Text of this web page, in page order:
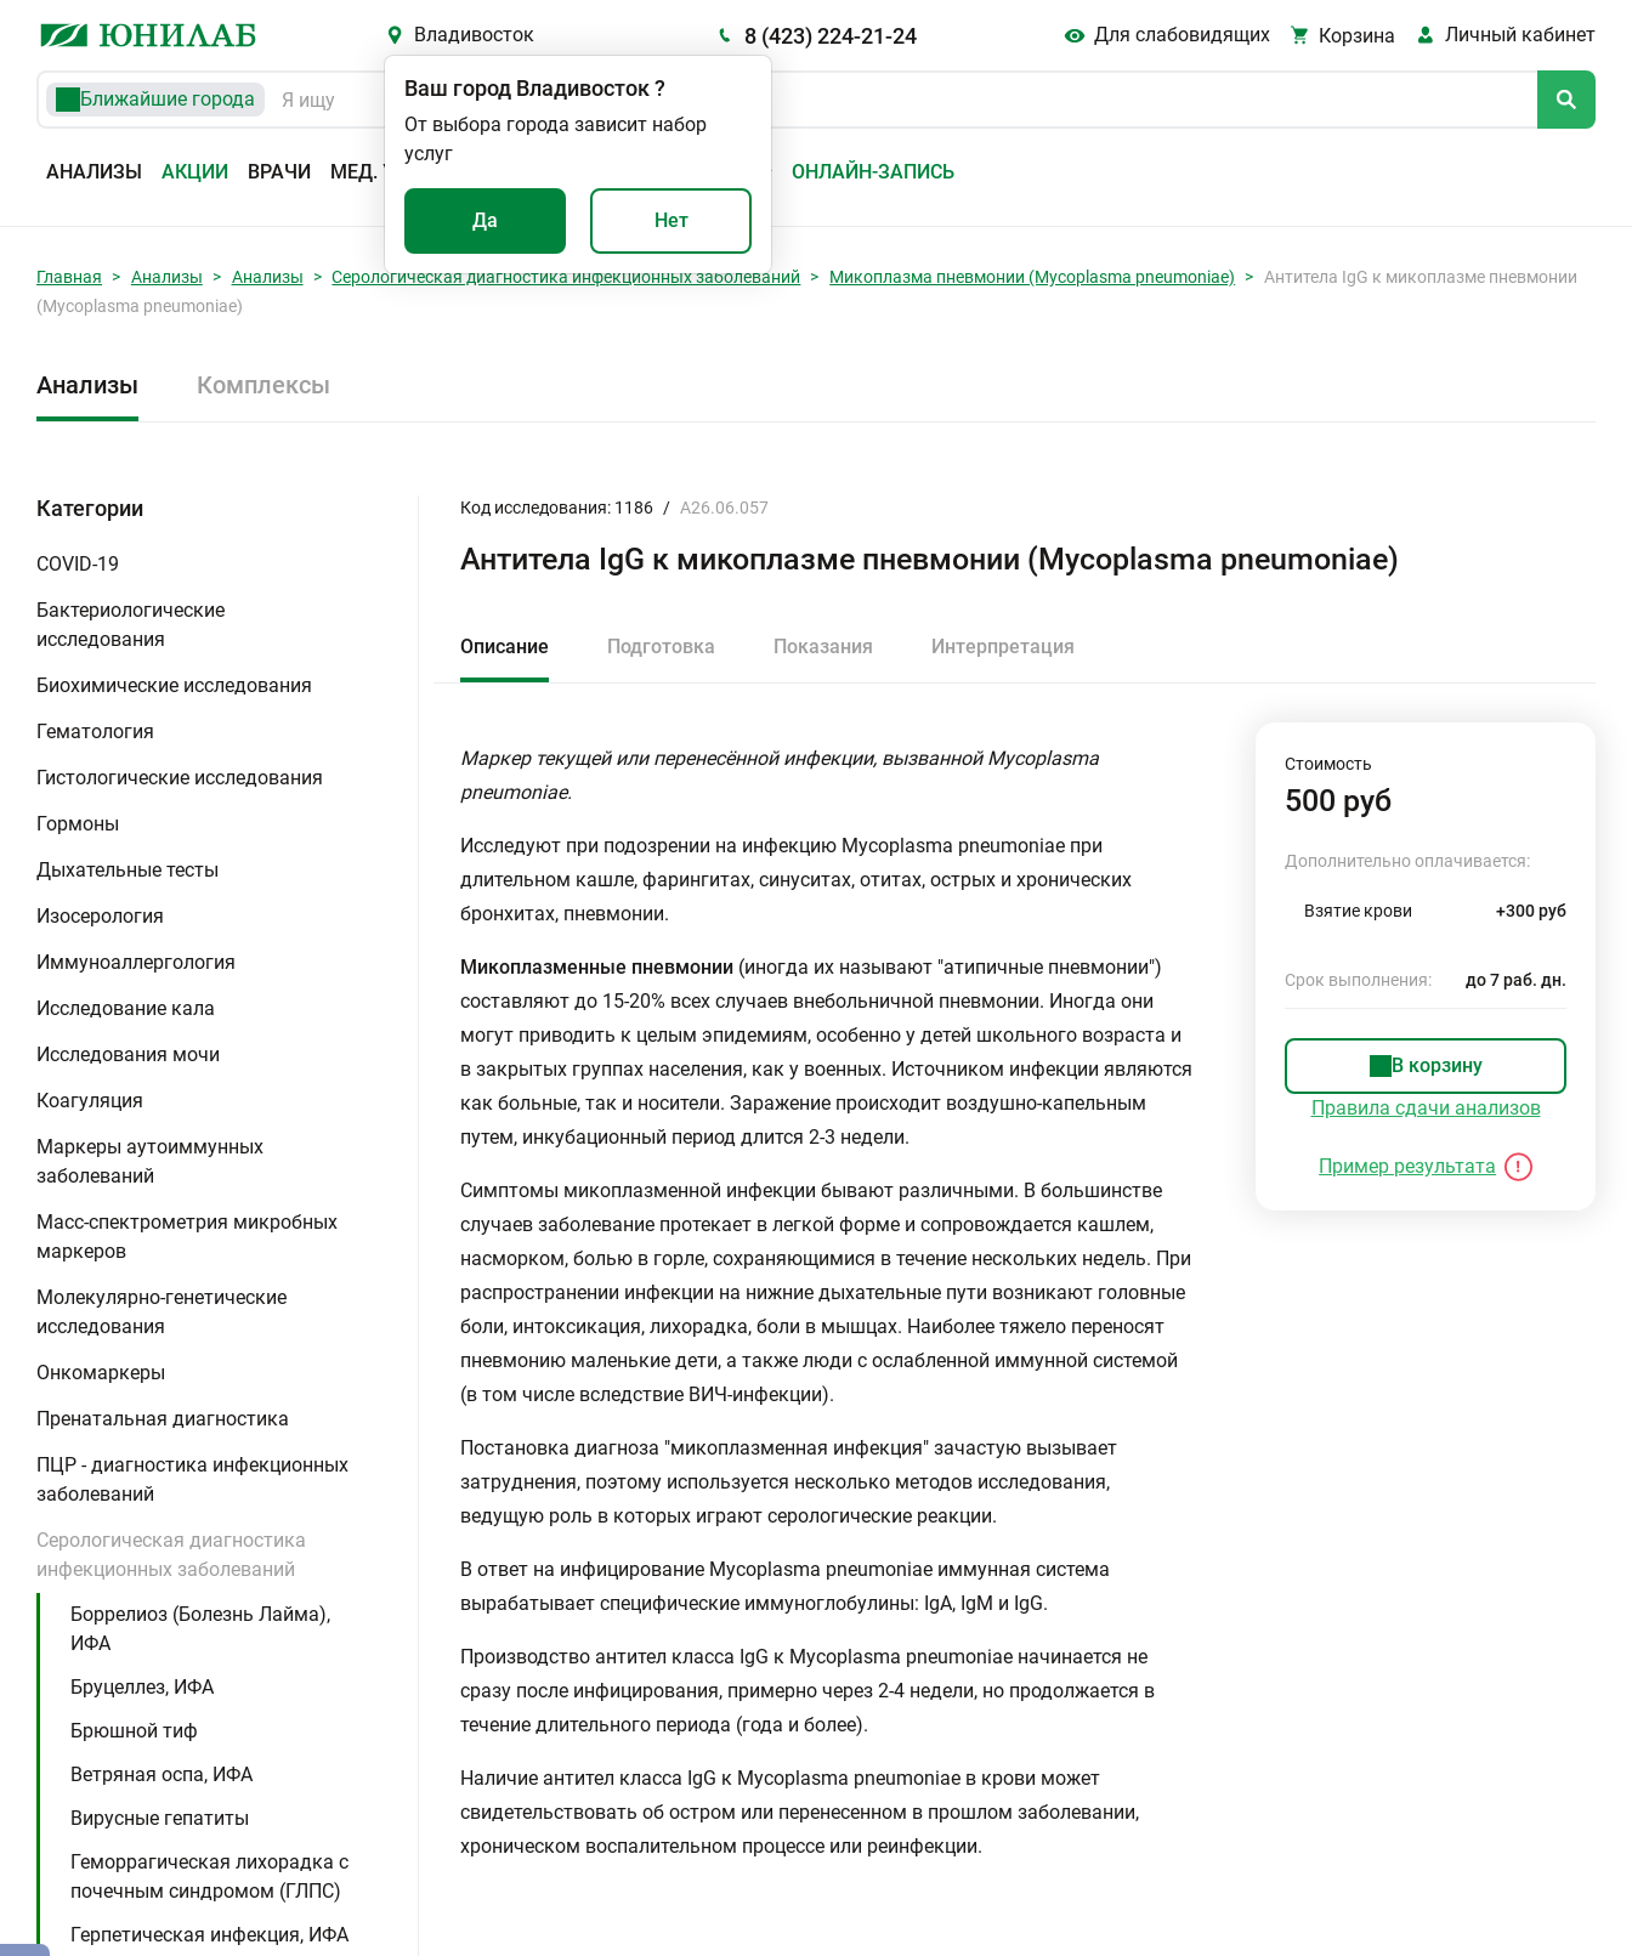
Владивосток 8 (423) 224-21-24 Для слабовидящих Корзина Личный кабинет
Ближайшие города
АНАЛИЗЫ АКЦИИ ВРАЧИ МЕД. УСЛУГИ ОНЛАЙН-ЗАПИСЬ
Ваш город Владивосток?
От выбора города зависит набор
услуг
Да Нет
Главная Анализы Анализы Серологическая диагностика инфекционных заболеваний Микоплазма пневмонии (Mycoplasma pneumoniae)
Антитела IgG к микоплазме пневмонии
(Mycoplasma pneumoniae)
Анализы Комплексы
Категории
COVID-19
Бактериологические
исследования
Биохимические исследования
Гематология
Гистологические исследования
Гормоны
Дыхательные тесты
Изосерология
Иммуноаллергология
Исследование кала
Исследования мочи
Коагуляция
Маркеры аутоиммунных
заболеваний
Масс-спектрометрия микробных
маркеров
Молекулярно-генетические
исследования
Онкомаркеры
Пренатальная диагностика
ПЦР - диагностика инфекционных
заболеваний
Серологическая диагностика
инфекционных заболеваний
Боррелиоз (Болезнь Лайма),
ИФА
Бруцеллез, ИФА
Брюшной тиф
Ветряная оспа, ИФА
Вирусные гепатиты
Геморрагическая лихорадка с
почечным синдромом (ГЛПС)
Герпетическая инфекция, ИФА
Код исследования: 1186 / A26.06.057
Антитела IgG к микоплазме пневмонии (Mycoplasma pneumoniae)
Описание Подготовка Показания Интерпретация
Маркер текущей или перенесённой инфекции, вызванной Mycoplasma
pneumoniae.
Исследуют при подозрении на инфекцию Mycoplasma pneumoniae при
длительном кашле, фарингитах, синуситах, отитах, острых и хронических
бронхитах, пневмонии.
Микоплазменные пневмонии (иногда их называют "атипичные пневмонии")
составляют до 15-20% всех случаев внебольничной пневмонии. Иногда они
могут приводить к целым эпидемиям, особенно у детей школьного возраста и
в закрытых группах населения, как у военных. Источником инфекции являются
как больные, так и носители. Заражение происходит воздушно-капельным
путем, инкубационный период длится 2-3 недели.
Симптомы микоплазменной инфекции бывают различными. В большинстве
случаев заболевание протекает в легкой форме и сопровождается кашлем,
насморком, болью в горле, сохраняющимися в течение нескольких недель. При
распространении инфекции на нижние дыхательные пути возникают головные
боли, интоксикация, лихорадка, боли в мышцах. Наиболее тяжело переносят
пневмонию маленькие дети, а также люди с ослабленной иммунной системой
(в том числе вследствие ВИЧ-инфекции).
Постановка диагноза "микоплазменная инфекция" зачастую вызывает
затруднения, поэтому используется несколько методов исследования,
ведущую роль в которых играют серологические реакции.
В ответ на инфицирование Mycoplasma pneumoniae иммунная система
вырабатывает специфические иммуноглобулины: IgA, IgM и IgG.
Производство антител класса IgG к Mycoplasma pneumoniae начинается не
сразу после инфицирования, примерно через 2-4 недели, но продолжается в
течение длительного периода (года и более).
Наличие антител класса IgG к Mycoplasma pneumoniae в крови может
свидетельствовать об остром или перенесенном в прошлом заболевании,
хроническом воспалительном процессе или реинфекции.
Стоимость
500 руб
Дополнительно оплачивается:
Взятие крови +300 руб
Срок выполнения: до 7 раб. дн.
В корзину
Правила сдачи анализов
Пример результата